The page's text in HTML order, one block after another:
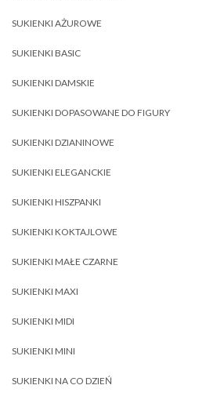
SUKIENKI AŻUROWE
SUKIENKI BASIC
SUKIENKI DAMSKIE
SUKIENKI DOPASOWANE DO FIGURY
SUKIENKI DZIANINOWE
SUKIENKI ELEGANCKIE
SUKIENKI HISZPANKI
SUKIENKI KOKTAJLOWE
SUKIENKI MAŁE CZARNE
SUKIENKI MAXI
SUKIENKI MIDI
SUKIENKI MINI
SUKIENKI NA CO DZIEŃ